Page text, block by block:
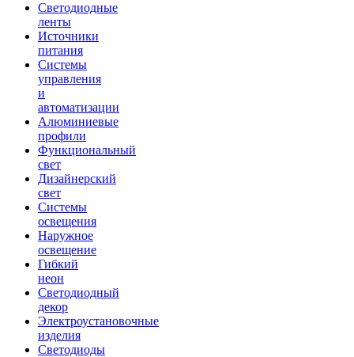
Светодиодные
ленты
Источники
питания
Системы
управления
и
автоматизации
Алюминиевые
профили
Функциональный
свет
Дизайнерский
свет
Системы
освещения
Наружное
освещение
Гибкий
неон
Светодиодный
декор
Электроустановочные
изделия
Светодиоды